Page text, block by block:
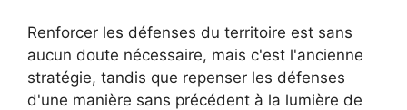
Renforcer les défenses du territoire est sans
aucun doute nécessaire, mais c'est l'ancienne
stratégie, tandis que repenser les défenses
d'une manière sans précédent à la lumière de